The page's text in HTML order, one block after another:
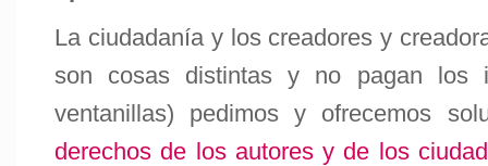
La ciudadanía y los creadores y
son cosas distintas y no pagan los
ventanillas) pedimos y ofrecemos
derechos de los autores y de los